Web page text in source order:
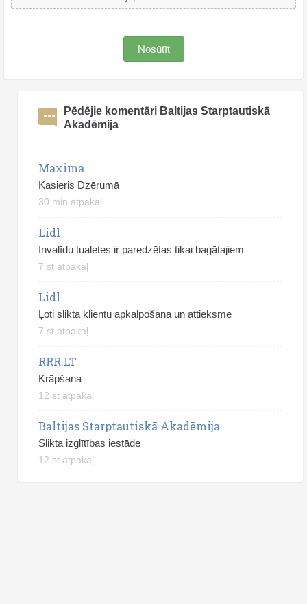
Nosūtīt
Pēdējie komentāri Baltijas Starptautiskā
Akadēmija
Maxima
Kasieris Dzērumā
30 min atpakaļ
Lidl
Invalīdu tualetes ir paredzētas tikai bagātajiem
7 st atpakaļ
Lidl
Ļoti slikta klientu apkalpošana un attieksme
7 st atpakaļ
RRR.LT
Krāpšana
12 st atpakaļ
Baltijas Starptautiskā Akadēmija
Slikta izglītības iestāde
12 st atpakaļ